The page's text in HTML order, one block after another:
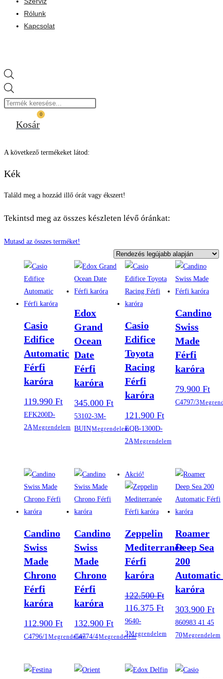
Rólunk
Kapcsolat
search
0
Kosár
A következő termékeket látod:
Kék
Találd meg a hozzád illő órát vagy ékszert!
Tekintsd meg az összes készleten lévő óránkat:
Mutasd az összes terméket!
Casio
Edifice
Automatic
Férfi
karóra
119.990 Ft
EFK200D-
2AMegrendelem
Edox
Grand
Ocean
Date
Férfi
karóra
345.000Ft
53102-3M-
BUINMegrendelem
Casio
Edifice
Toyota
Racing
Férfi
karóra
121.900 Ft
EQB-1300D-
2AMegrendelem
Candino
Swiss
Made
Férfi
karóra
79.900 Ft
C4797/3
Candino
Swiss
Made
Chrono
Férfi
karóra
112.900 Ft
C4796/1Megrendelem
Candino
Swiss
Made
Chrono
Férfi
karóra
132.900Ft
C4774/4Megrendelem
Akció!
Zeppelin
Mediterranée
Férfi
karóra
122.500Ft
Original
was:
122.500 Ft.
116.375 FtCurrent
price
116.375 Ft.
9640-
3Megrendelem
Roamer
Deep Sea
200
karóra
303.900 Ft
860983 41 45
70Megrendelem